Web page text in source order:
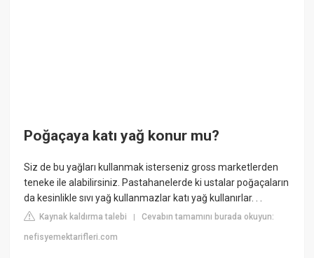
Poğaçaya katı yağ konur mu?
Siz de bu yağları kullanmak isterseniz gross marketlerden
teneke ile alabilirsiniz. Pastahanelerde ki ustalar poğaçaların
da kesinlikle sıvı yağ kullanmazlar katı yağ kullanırlar. . .
Kaynak kaldırma talebi |Cevabın tamamını burada okuyun:
nefisyemektarifleri.com